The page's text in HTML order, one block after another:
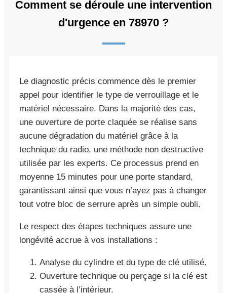
Comment se déroule une intervention
d'urgence en 78970 ?
Le diagnostic précis commence dès le premier
appel pour identifier le type de verrouillage et le
matériel nécessaire. Dans la majorité des cas,
une ouverture de porte claquée se réalise sans
aucune dégradation du matériel grâce à la
technique du radio, une méthode non destructive
utilisée par les experts. Ce processus prend en
moyenne 15 minutes pour une porte standard,
garantissant ainsi que vous n’ayez pas à changer
tout votre bloc de serrure après un simple oubli.
Le respect des étapes techniques assure une
longévité accrue à vos installations :
Analyse du cylindre et du type de clé utilisé.
Ouverture technique ou perçage si la clé est
cassée à l’intérieur.